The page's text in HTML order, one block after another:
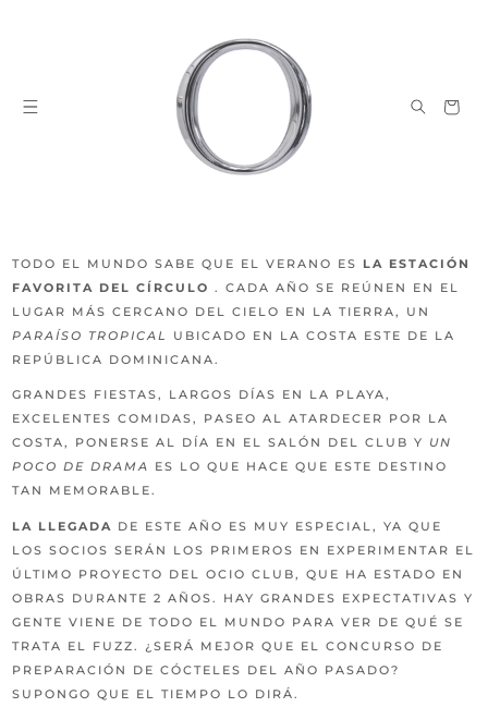
Carrito
TODO EL MUNDO SABE QUE EL VERANO ES
LA ESTACIÓN
FAVORITA DEL CÍRCULO
. CADA AÑO SE REÚNEN EN EL
LUGAR MÁS CERCANO DEL CIELO EN LA TIERRA, UN
PARAÍSO TROPICAL
UBICADO EN LA COSTA ESTE DE LA
REPÚBLICA DOMINICANA.
GRANDES FIESTAS, LARGOS DÍAS EN LA PLAYA,
EXCELENTES COMIDAS, PASEO AL ATARDECER POR LA
COSTA,
PONERSE AL DÍA EN EL SALÓN DEL CLUB Y
UN
POCO DE DRAMA
ES LO QUE HACE QUE ESTE DESTINO
TAN MEMORABLE.
LA LLEGADA
DE ESTE AÑO ES MUY ESPECIAL, YA QUE
LOS SOCIOS SERÁN LOS PRIMEROS EN EXPERIMENTAR EL
ÚLTIMO PROYECTO DEL OCIO CLUB, QUE HA ESTADO EN
OBRAS DURANTE 2 AÑOS. HAY GRANDES EXPECTATIVAS Y
GENTE VIENE DE TODO EL MUNDO PARA VER DE QUÉ SE
TRATA EL FUZZ. ¿SERÁ MEJOR QUE EL CONCURSO DE
PREPARACIÓN DE CÓCTELES DEL AÑO PASADO?
SUPONGO QUE EL TIEMPO LO DIRÁ.